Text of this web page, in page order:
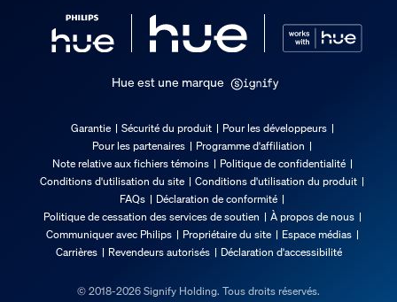
Hue est une marque
Garantie Sécurité du produit
Pour les développeurs
Pour les partenaires
Programme d'affiliation
Note relative aux fichiers témoins
Politique de confidentialité
Conditions d'utilisation du site
Conditions d'utilisation du produit
FAQs
Déclaration de conformité
Politique de cessation des services de soutien
À propos de nous
Communiquer avec Philips
Propriétaire du site
Espace médias
Carrières
Revendeurs autorisés Déclaration d'accessibilité
© 2018-2026 Signify Holding. Tous droits réservés.